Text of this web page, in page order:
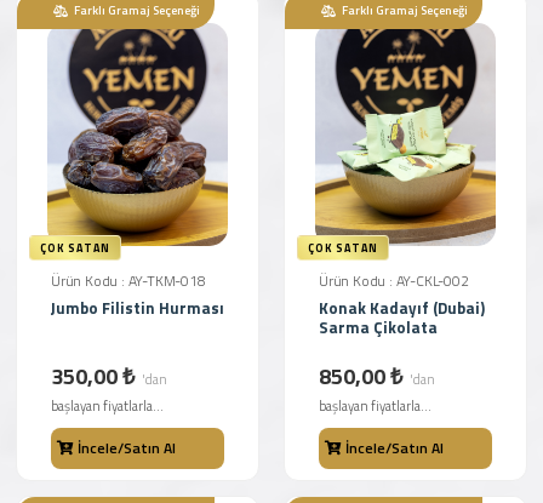
ÇOK SATAN
Farklı Gramaj Seçeneği
Ürün Kodu : AY-TKM-018
Jumbo Filistin Hurması
350,00 ₺ 'dan
başlayan fiyatlarla...
İncele/Satın Al
ÇOK SATAN
Farklı Gramaj Seçeneği
Ürün Kodu : AY-CKL-002
Konak Kadayıf (Dubai)
Sarma Çikolata
850,00 ₺ 'dan
başlayan fiyatlarla...
İncele/Satın Al